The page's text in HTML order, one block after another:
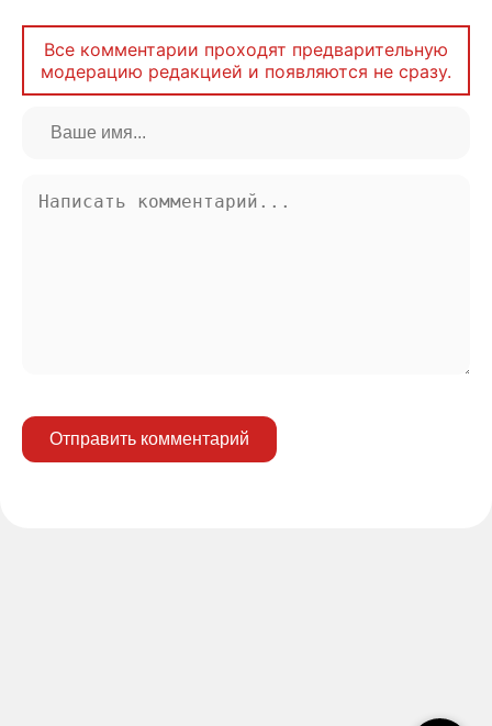
Все комментарии проходят предварительную
модерацию редакцией и появляются не сразу.
Отправить комментарий